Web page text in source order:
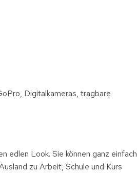
Digitalkameras, tragbare
edlen Look. Sie können ganz einfach
zu Arbeit, Schule und Kurs